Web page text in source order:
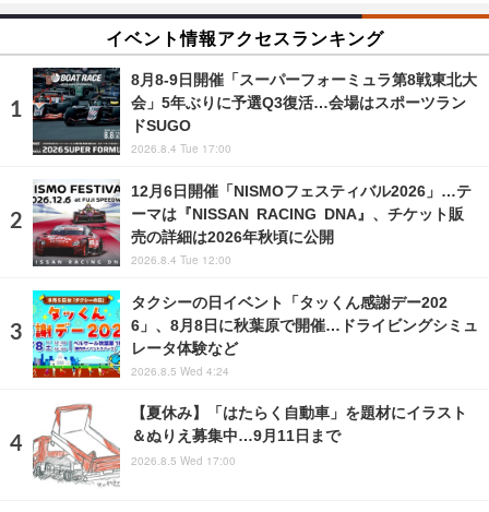
イベント情報アクセスランキング
8月8‐9日開催「スーパーフォーミュラ第8戦東北大
会」5年ぶりに予選Q3復活…会場はスポーツラン
ドSUGO
2026.8.4 Tue 17:00
12月6日開催「NISMOフェスティバル2026」…テ
ーマは『NISSAN RACING DNA』、チケット販
売の詳細は2026年秋頃に公開
2026.8.4 Tue 12:00
タクシーの日イベント「タッくん感謝デー202
6」、8月8日に秋葉原で開催…ドライビングシミュ
レータ体験など
2026.8.5 Wed 4:24
【夏休み】「はたらく自動車」を題材にイラスト
＆ぬりえ募集中…9月11日まで
2026.8.5 Wed 17:00